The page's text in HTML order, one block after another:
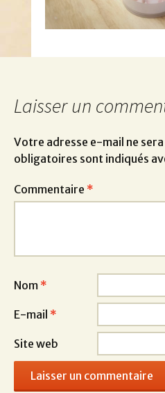
Laisser un
Votre adresse e-mail ne
obligatoires sont indiqués
Commentaire *
Nom *
E-mail *
Site web